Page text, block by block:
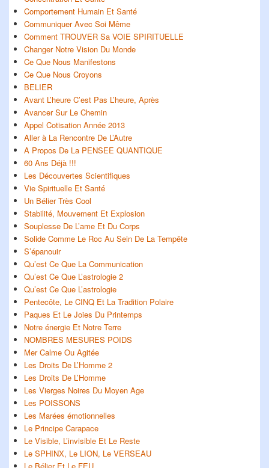
Comportement Humain Et Santé
Communiquer Avec Soi Même
Comment TROUVER Sa VOIE SPIRITUELLE
Changer Notre Vision Du Monde
Ce Que Nous Manifestons
Ce Que Nous Croyons
BELIER
Avant L’heure C’est Pas L’heure, Après
Avancer Sur Le Chemin
Appel Cotisation Année 2013
Aller à La Rencontre De L’Autre
A Propos De La PENSEE QUANTIQUE
60 Ans Déjà !!!
Les Découvertes Scientifiques
Vie Spirituelle Et Santé
Un Bélier Très Cool
Stabilité, Mouvement Et Explosion
Souplesse De L’ame Et Du Corps
Solide Comme Le Roc Au Sein De La Tempête
S’épanouir
Qu’est Ce Que La Communication
Qu’est Ce Que L’astrologie 2
Qu’est Ce Que L’astrologie
Pentecôte, Le CINQ Et La Tradition Polaire
Paques Et Le Joies Du Printemps
Notre énergie Et Notre Terre
NOMBRES MESURES POIDS
Mer Calme Ou Agitée
Les Droits De L’Homme 2
Les Droits De L’Homme
Les Vierges Noires Du Moyen Age
Les POISSONS
Les Marées émotionnelles
Le Principe Carapace
Le Visible, L’invisible Et Le Reste
Le SPHINX, Le LION, Le VERSEAU